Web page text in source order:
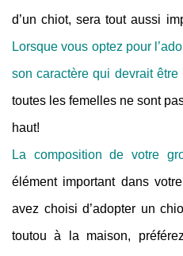
d’un chiot, sera tout aussi
Lorsque vous optez pour
son caractère qui devrait être
toutes les femelles ne sont
haut!
La composition de votre
élément important dans
avez choisi d’adopter un
toutou à la maison,